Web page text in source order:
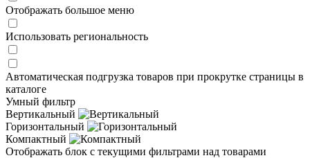
Отображать большое меню
Использовать региональность
Автоматическая подгрузка товаров при прокрутке страницы в
каталоге
Умный фильтр
Вертикальный
Горизонтальный
Компактный
Отображать блок с текущими фильтрами над товарами